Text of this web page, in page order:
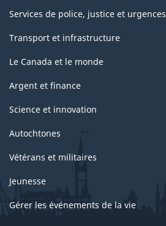
Services de police, justice et urgences
Transport et infrastructure
Le Canada et le monde
Argent et finance
Science et innovation
Autochtones
Vétérans et militaires
Jeunesse
Gérer les événements de la vie